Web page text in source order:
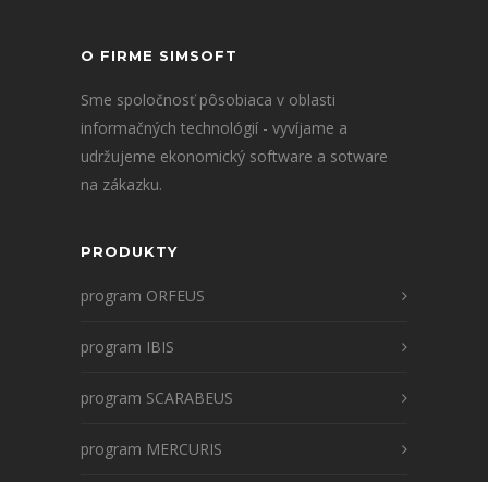
O FIRME SIMSOFT
Sme spoločnosť pôsobiaca v oblasti
informačných technológií - vyvíjame a
udržujeme ekonomický software a sotware
na zákazku.
PRODUKTY
program ORFEUS
program IBIS
program SCARABEUS
program MERCURIS